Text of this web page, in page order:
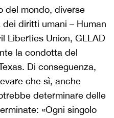
del mondo, diverse
diritti umani – Human
Liberties Union, GLLAD
la condotta del
Di conseguenza,
che sì, anche
determinare delle
«Ogni singolo